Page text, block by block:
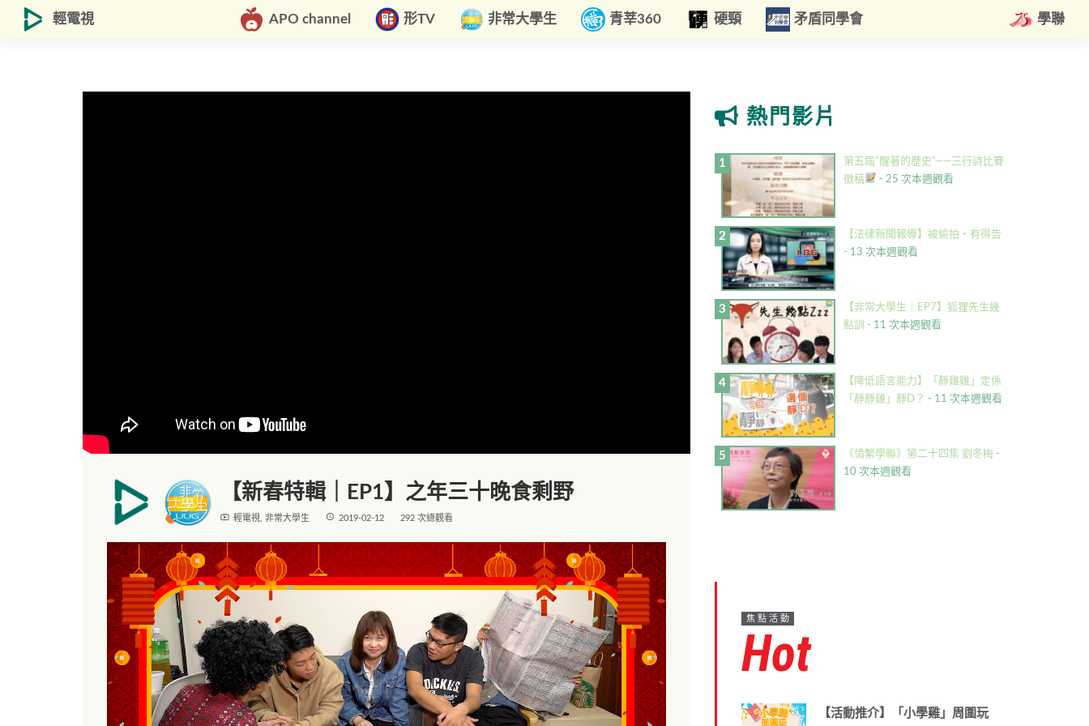
輕電視 APO channel 形TV 非常大學生 青莘360 硬頸 矛盾同學會 學聯
【新春特輯｜EP1】之年三十晚食剩野
live_tv 輕電視 非常大學生 access_time 2019-02-12 292 次總觀看
熱門影片
第五屆”醒著的歷史”——三行詩比賽
徵稿
- 25 次本週觀看
【法律新聞報導】被偷拍・有得告
- 13 次本週觀看
【非常大學生｜EP7】狐狸先生幾
點訓 - 11 次本週觀看
【降低語言能力】「靜雞雞」定係
「靜靜雞」靜D？ - 11 次本週觀看
《情繫學聯》第二十四集 劉冬梅 -
10 次本週觀看
焦點活動
Hot
【活動推介】「小學雞」周圍玩